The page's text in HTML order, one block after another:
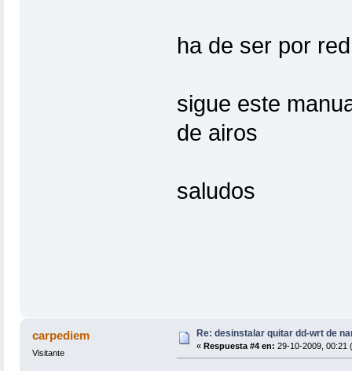
ha de ser por red
sigue este
de airos
saludos
carpediem
Visitante
Re: desinstalar quitar dd-wrt de
« Respuesta #4 en: 29-10-2009, 00:21